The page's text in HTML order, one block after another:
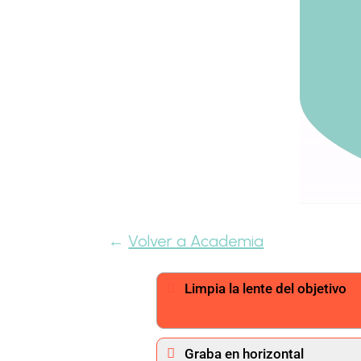
←Volver a Academia
Limpia la lente del objetivo
Graba en horizontal